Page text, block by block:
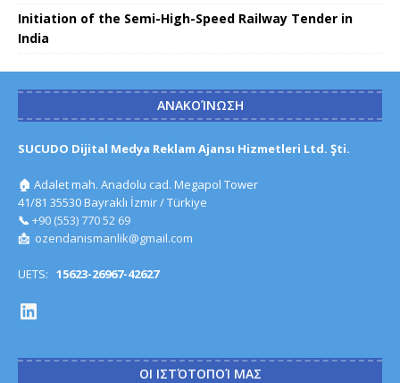
Initiation of the Semi-High-Speed ​​Railway Tender in
India
ΑΝΑΚΟΊΝΩΣΗ
SUCUDO Dijital Medya Reklam Ajansı Hizmetleri Ltd. Şti.
🏠 Adalet mah. Anadolu cad. Megapol Tower
41/81 35530 Bayraklı İzmir / Türkiye
📞 +90 (553) 770 52 69
📩 ozendanismanlik@gmail.com
UETS: 15623-26967-42627
ΟΙ ΙΣΤΌΤΟΠΟΊ ΜΑΣ